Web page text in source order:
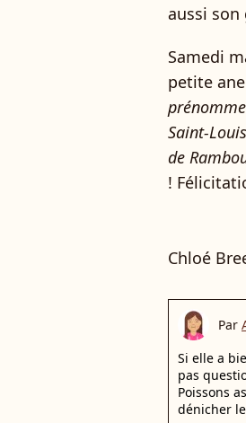
aussi son
Samedi
petite
Saint-
de
!
Chloé
Par
Si elle a
pas
Poissons
dénicher